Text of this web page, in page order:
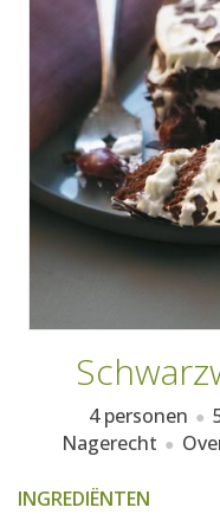
4 personen
Nagerecht
INGREDIËNTEN